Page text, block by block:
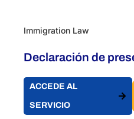
Immigration Law
Declaración de
ACCEDE AL
SERVICIO